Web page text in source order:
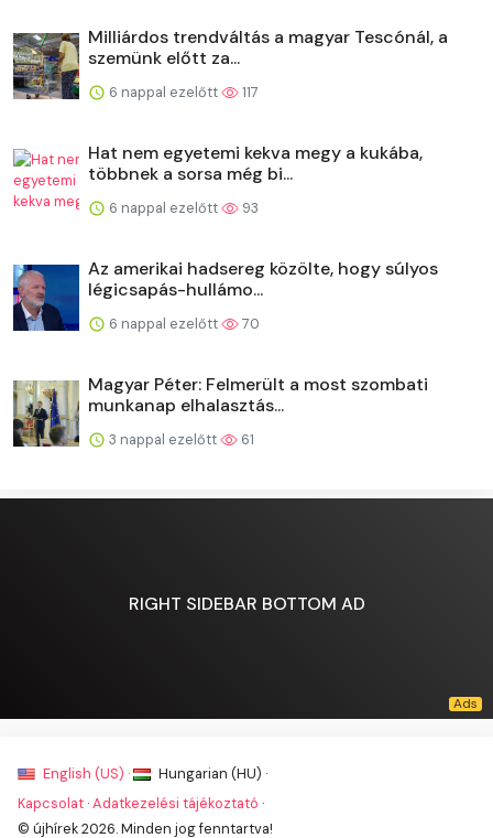
Milliárdos trendváltás a magyar Tescónál, a
szemünk előtt za...
6 nappal ezelőtt 117
Hat nem egyetemi kekva megy a kukába,
többnek a sorsa még bi...
6 nappal ezelőtt 93
Az amerikai hadsereg közölte, hogy súlyos
légicsapás-hullámo...
6 nappal ezelőtt 70
Magyar Péter: Felmerült a most szombati
munkanap elhalasztás...
3 nappal ezelőtt 61
RIGHT SIDEBAR BOTTOM AD
English (US) ·
Hungarian (HU) ·
Kapcsolat ·Adatkezelési tájékoztató ·
© újhírek 2026. Minden jog fenntartva!